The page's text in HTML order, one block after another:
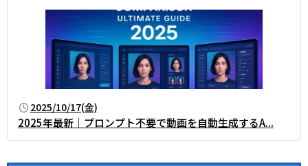
2025/10/17(金)
2025年最新｜プロンプト不要で動画を自動生成するA...